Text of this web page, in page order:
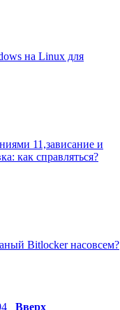
на Linux для
11,зависание и
как справляться?
Bitlocker насовсем?
Вверх